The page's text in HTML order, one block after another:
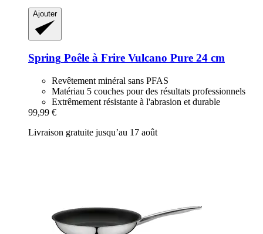
Ajouter
Spring Poêle à Frire Vulcano Pure 24 cm
Revêtement minéral sans PFAS
Matériau 5 couches pour des résultats professionnels
Extrêmement résistante à l'abrasion et durable
99,99 €
Livraison gratuite jusqu’au 17 août